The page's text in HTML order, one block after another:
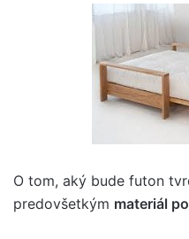
O tom, aký bude futon
predovšetkým materiál